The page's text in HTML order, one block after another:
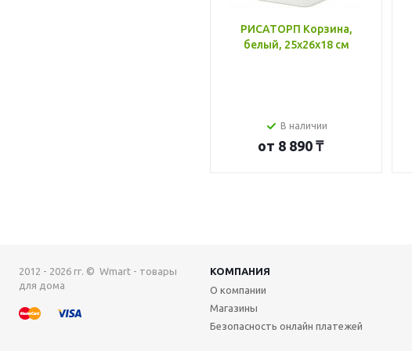
РИСАТОРП Корзина,
белый, 25x26x18 см
В наличии
от 8 890 ₸
2012 - 2026 гг. © Wmart - товары
для дома
КОМПАНИЯ
О компании
Магазины
Безопасность онлайн платежей